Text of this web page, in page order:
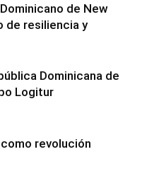
de New
de resiliencia y
Dominicana de
Logitur
revolución